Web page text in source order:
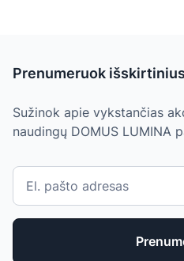
Prenumeruok
Sužinok apie vykstančias
naudingų DOMUS LUMINA